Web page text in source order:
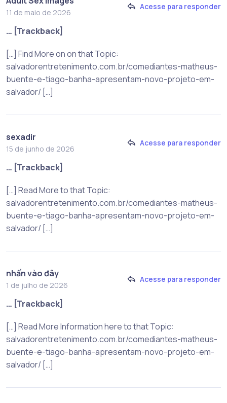
11 de maio de 2026
Acesse para responder
… [Trackback]
[…] Find More on on that Topic:
salvadorentretenimento.com.br/comediantes-matheus-
buente-e-tiago-banha-apresentam-novo-projeto-em-
salvador/ […]
sexadir
15 de junho de 2026
Acesse para responder
… [Trackback]
[…] Read More to that Topic:
salvadorentretenimento.com.br/comediantes-matheus-
buente-e-tiago-banha-apresentam-novo-projeto-em-
salvador/ […]
nhấn vào đây
1 de julho de 2026
Acesse para responder
… [Trackback]
[…] Read More Information here to that Topic:
salvadorentretenimento.com.br/comediantes-matheus-
buente-e-tiago-banha-apresentam-novo-projeto-em-
salvador/ […]